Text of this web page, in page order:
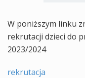
W poniższym linku
rekrutacji dzieci do
2023/2024
rekrutacja